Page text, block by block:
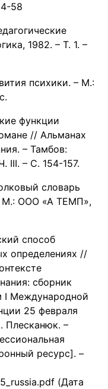
58
1982. – Т. 1. –
психики. – М.:
функции
// Альманах
– Тамбов:
III. – C. 154-157.
словарь
М.: ООО «А ТЕМП»,
способ
определениях //
сборник
I Международной
25 февраля
Плесканюк. –
ресурс]. –
(Дата